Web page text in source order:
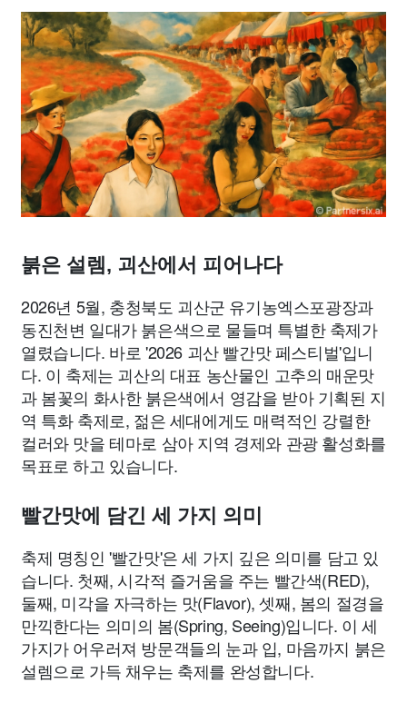
붉은 설렘, 괴산에서 피어나다
2026년 5월, 충청북도 괴산군 유기농엑스포광장과
동진천변 일대가 붉은색으로 물들며 특별한 축제가
열렸습니다. 바로 '2026 괴산 빨간맛 페스티벌'입니
다. 이 축제는 괴산의 대표 농산물인 고추의 매운맛
과 봄꽃의 화사한 붉은색에서 영감을 받아 기획된 지
역 특화 축제로, 젊은 세대에게도 매력적인 강렬한
컬러와 맛을 테마로 삼아 지역 경제와 관광 활성화를
목표로 하고 있습니다.
빨간맛에 담긴 세 가지 의미
축제 명칭인 '빨간맛'은 세 가지 깊은 의미를 담고 있
습니다. 첫째, 시각적 즐거움을 주는 빨간색(RED),
둘째, 미각을 자극하는 맛(Flavor), 셋째, 봄의 절경을
만끽한다는 의미의 봄(Spring, Seeing)입니다. 이 세
가지가 어우러져 방문객들의 눈과 입, 마음까지 붉은
설렘으로 가득 채우는 축제를 완성합니다.